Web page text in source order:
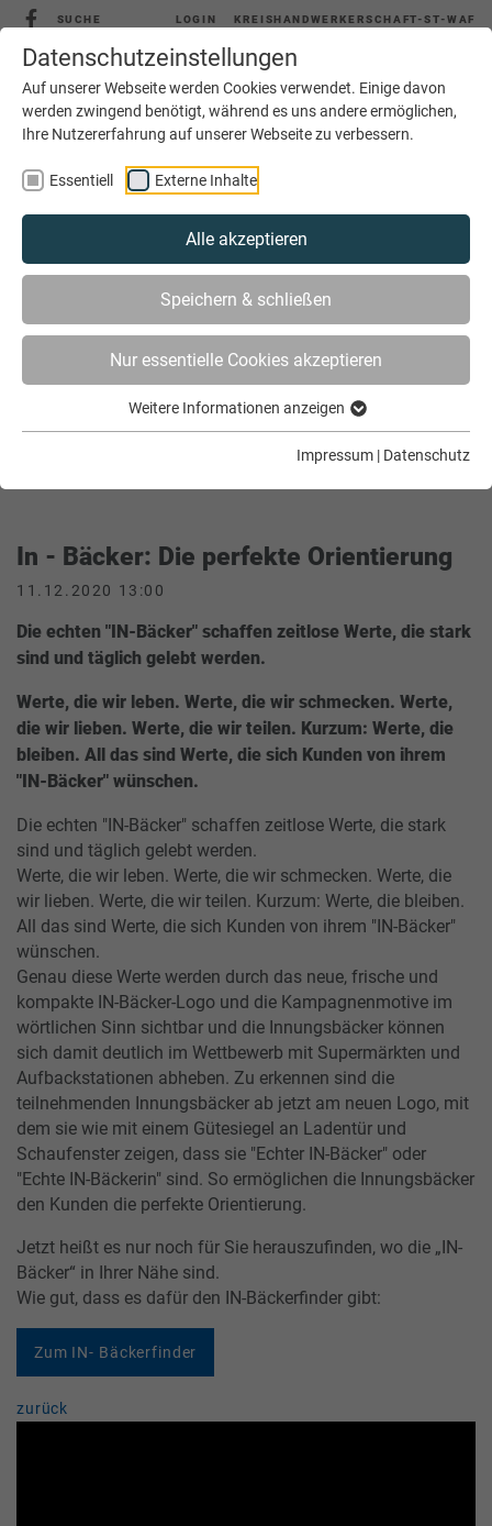
Datenschutzeinstellungen
Auf unserer Webseite werden Cookies verwendet. Einige davon
werden zwingend benötigt, während es uns andere ermöglichen,
Ihre Nutzererfahrung auf unserer Webseite zu verbessern.
Essentiell Externe Inhalte
Alle akzeptieren
Speichern & schließen
Nur essentielle Cookies akzeptieren
Weitere Informationen anzeigen
Impressum | Datenschutz
SUCHE LOGIN KREISHANDWERKERSCHAFT-ST-WAF
MENÜ
IN - BÄCKER: DIE PERFEKTE ORIENTIERUNG
In - Bäcker: Die perfekte Orientierung
11.12.2020 13:00
Die echten "IN-Bäcker" schaffen zeitlose Werte, die stark
sind und täglich gelebt werden.
Werte, die wir leben. Werte, die wir schmecken. Werte,
die wir lieben. Werte, die wir teilen. Kurzum: Werte, die
bleiben. All das sind Werte, die sich Kunden von ihrem
"IN-Bäcker" wünschen.
Die echten "IN-Bäcker" schaffen zeitlose Werte, die stark
sind und täglich gelebt werden.
Werte, die wir leben. Werte, die wir schmecken. Werte, die
wir lieben. Werte, die wir teilen. Kurzum: Werte, die bleiben.
All das sind Werte, die sich Kunden von ihrem "IN-Bäcker"
wünschen.
Genau diese Werte werden durch das neue, frische und
kompakte IN-Bäcker-Logo und die Kampagnenmotive im
wörtlichen Sinn sichtbar und die Innungsbäcker können
sich damit deutlich im Wettbewerb mit Supermärkten und
Aufbackstationen abheben. Zu erkennen sind die
teilnehmenden Innungsbäcker ab jetzt am neuen Logo, mit
dem sie wie mit einem Gütesiegel an Ladentür und
Schaufenster zeigen, dass sie "Echter IN-Bäcker" oder
"Echte IN-Bäckerin" sind. So ermöglichen die Innungsbäcker
den Kunden die perfekte Orientierung.
Jetzt heißt es nur noch für Sie herauszufinden, wo die „IN-
Bäcker“ in Ihrer Nähe sind.
Wie gut, dass es dafür den IN-Bäckerfinder gibt:
Zum IN- Bäckerfinder
zurück